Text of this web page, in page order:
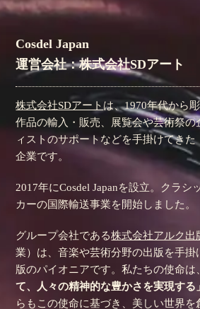
Cosdel Japan
運営会社：株式会社SDアート
株式会社SDアート は、1970年代から
作品の輸入・販売、展覧会や芸術祭の
ィストのサポートなどを手掛けてきた
企業です。
2017年にCosdel Japanを設立。クラシ
カーの国際輸送事業を開始しました。
グループ会社である株式会社アルク出
業）は、音楽や芸術分野の出版を手掛
版のパイオニアです。私たちの使命は
て、人々の精神的な豊かさを実現する
らもこの使命に基づき、美しい世界を